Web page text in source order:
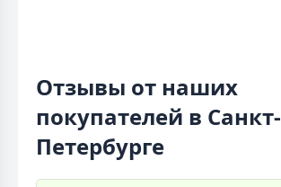
Отзывы от наших
покупателей в Санкт-
Петербурге